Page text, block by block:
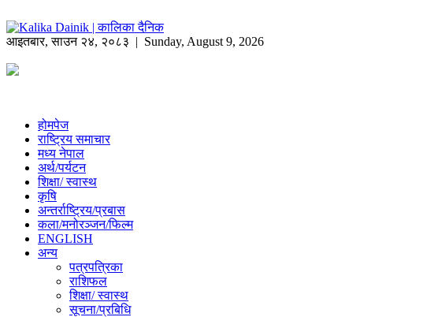
आइतबार,साउन २४, २०८३ | Sunday, August 9, 2026
होमपेज
राष्ट्रिय समाचार
मध्य नेपाल
अर्थ/पर्यटन
शिक्षा/ स्वास्थ
कृषि
अन्तर्राष्ट्रिय/प्रबास
कला/मनोरञ्जन/फिल्म
ENGLISH
अन्य
पत्रपत्रिका
राशिफल
शिक्षा/ स्वास्थ
सूचना/प्रबिधि